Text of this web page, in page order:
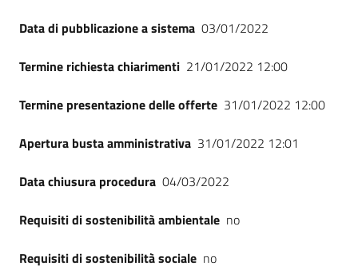
Data di pubblicazione a sistema 03/01/2022
Termine richiesta chiarimenti 21/01/2022 12:00
Termine presentazione delle offerte 31/01/2022 12:00
Apertura busta amministrativa 31/01/2022 12:01
Data chiusura procedura 04/03/2022
Requisiti di sostenibilità ambientale no
Requisiti di sostenibilità sociale no